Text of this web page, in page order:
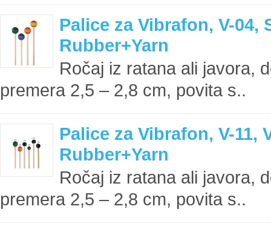
Palice za Vibrafon, V-04,
Rubber+Yarn
Ročaj iz ratana ali javora,
premera 2,5 – 2,8 cm, povita s..
Palice za Vibrafon, V-11,
Rubber+Yarn
Ročaj iz ratana ali javora,
premera 2,5 – 2,8 cm, povita s..